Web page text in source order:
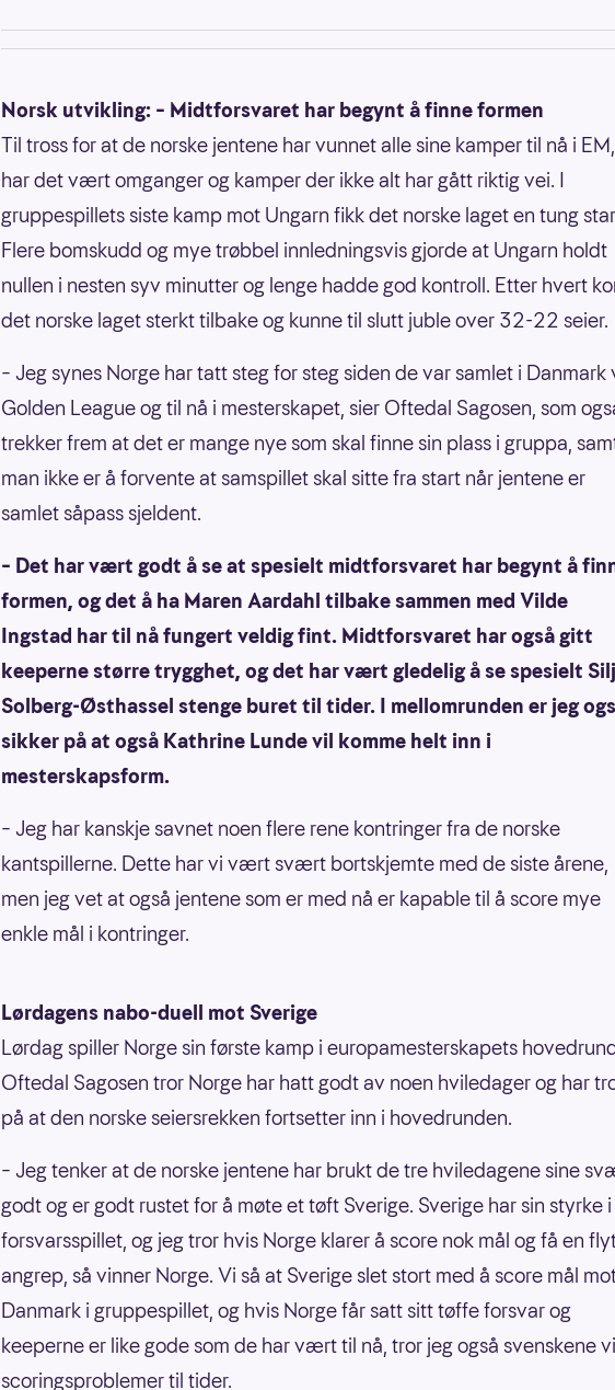
Norsk utvikling: – Midtforsvaret har begynt å finne formen
Til tross for at de norske jentene har vunnet alle sine kamper til nå i EM,
har det vært omganger og kamper der ikke alt har gått riktig vei. I
gruppespillets siste kamp mot Ungarn fikk det norske laget en tung
Flere bomskudd og mye trøbbel innledningsvis gjorde at Ungarn holdt
nullen i nesten syv minutter og lenge hadde god kontroll. Etter hvert
det norske laget sterkt tilbake og kunne til slutt juble over 32-22 seier.
– Jeg synes Norge har tatt steg for steg siden de var samlet i Danmark
Golden League og til nå i mesterskapet, sier Oftedal Sagosen, som
trekker frem at det er mange nye som skal finne sin plass i gruppa,
man ikke er å forvente at samspillet skal sitte fra start når jentene er
samlet såpass sjeldent.
– Det har vært godt å se at spesielt midtforsvaret har begynt å
formen, og det å ha Maren Aardahl tilbake sammen med Vilde
Ingstad har til nå fungert veldig fint. Midtforsvaret har også gitt
keeperne større trygghet, og det har vært gledelig å se spesielt
Solberg-Østhassel stenge buret til tider. I mellomrunden er jeg
sikker på at også Kathrine Lunde vil komme helt inn i
mesterskapsform.
– Jeg har kanskje savnet noen flere rene kontringer fra de norske
kantspillerne. Dette har vi vært svært bortskjemte med de siste årene,
men jeg vet at også jentene som er med nå er kapable til å score mye
enkle mål i kontringer.
Lørdagens nabo-duell mot Sverige
Lørdag spiller Norge sin første kamp i europamesterskapets
Oftedal Sagosen tror Norge har hatt godt av noen hviledager og har
på at den norske seiersrekken fortsetter inn i hovedrunden.
– Jeg tenker at de norske jentene har brukt de tre hviledagene sine
godt og er godt rustet for å møte et tøft Sverige. Sverige har sin styrke i
forsvarsspillet, og jeg tror hvis Norge klarer å score nok mål og få en
angrep, så vinner Norge. Vi så at Sverige slet stort med å score mål
Danmark i gruppespillet, og hvis Norge får satt sitt tøffe forsvar og
keeperne er like gode som de har vært til nå, tror jeg også svenskene
scoringsproblemer til tider.